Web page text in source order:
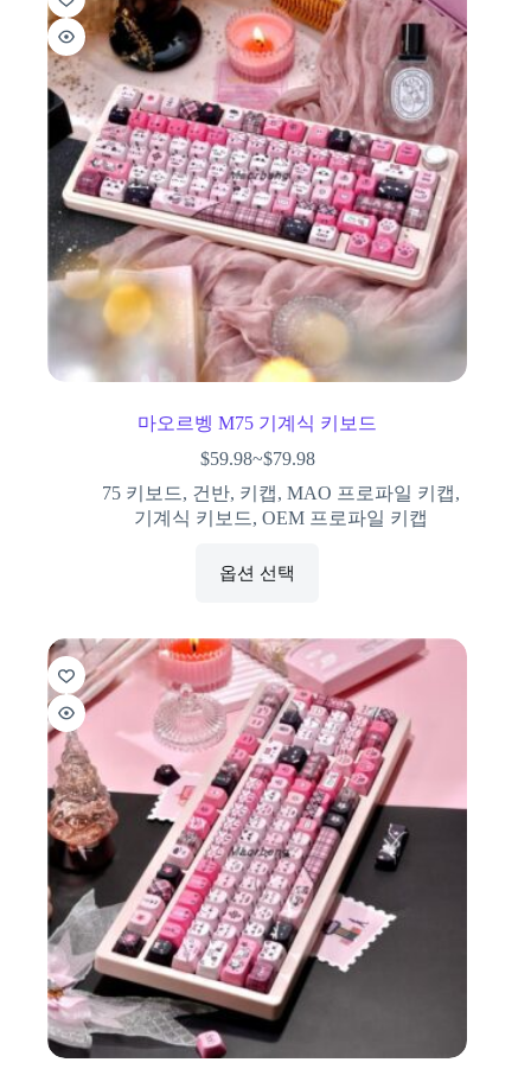
마오르벵 M75 기계식 키보드
$59.98~$79.98
75 키보드, 건반, 키캡,MAO 프로파일 키캡,
기계식 키보드,OEM 프로파일 키캡
옵션 선택